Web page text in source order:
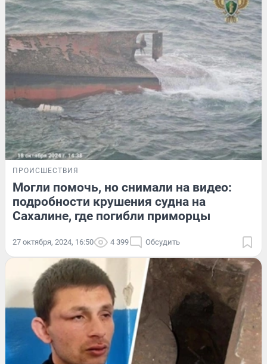
ПРОИСШЕСТВИЯ
Могли помочь, но снимали на видео:
подробности крушения судна на
Сахалине, где погибли приморцы
27 октября, 2024, 16:50 4 399 Обсудить